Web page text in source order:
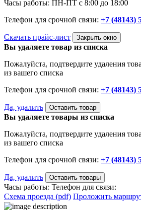
Часы работы: ПН-ПТ с 8:00 до 18:00
Телефон для срочной связи: +7 (48143)
Скачать прайс-лист Закрыть окно
Вы удаляете товар из списка
Пожалуйста, подтвердите удаления
из вашего списка
Телефон для срочной связи: +7 (48143)
Да, удалить Оставить товар
Вы удаляете товары из списка
Пожалуйста, подтвердите удаления
из вашего списка
Телефон для срочной связи: +7 (48143)
Да, удалить Оставить товары
Часы работы: Телефон для связи:
Схема проезда (pdf) Проложить